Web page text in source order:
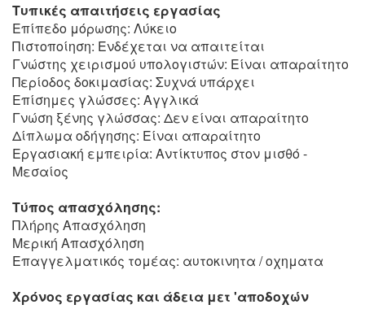
Τυπικές απαιτήσεις εργασίας
Επίπεδο μόρωσης: Λύκειο
Πιστοποίηση: Ενδέχεται να απαιτείται
Γνώστης χειρισμού υπολογιστών: Είναι απαραίτητο
Περίοδος δοκιμασίας: Συχνά υπάρχει
Επίσημες γλώσσες: Αγγλικά
Γνώση ξένης γλώσσας: Δεν είναι απαραίτητο
Δίπλωμα οδήγησης: Είναι απαραίτητο
Εργασιακή εμπειρία: Αντίκτυπος στον μισθό -
Μεσαίος
Τύπος απασχόλησης:
Πλήρης Απασχόληση
Μερική Απασχόληση
Επαγγελματικός τομέας: αυτοκινητα / οχηματα
Χρόνος εργασίας και άδεια μετ 'αποδοχών